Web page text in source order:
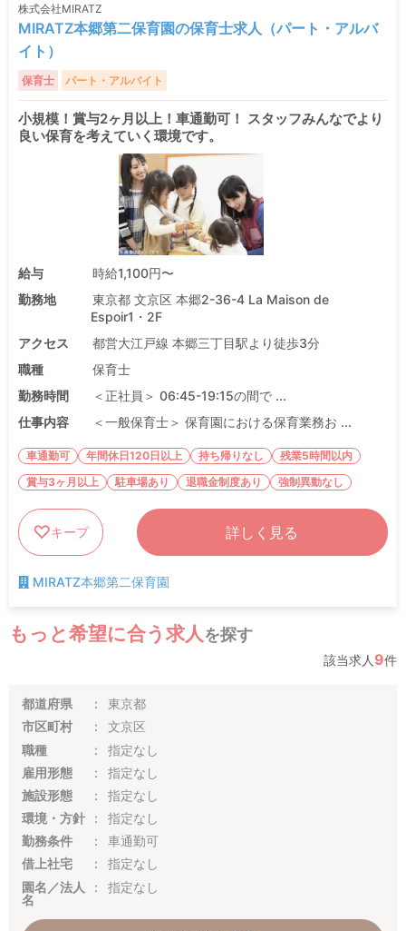
株式会社MIRATZ
MIRATZ本郷第二保育園の保育士求人（パート・アルバ
イト）
保育士 パート・アルバイト
小規模！賞与2ヶ月以上！車通勤可！ スタッフみんなでより
良い保育を考えていく環境です。
給与
時給1,100円〜
勤務地
東京都 文京区 本郷2-36-4 La Maison de
Espoir1・2F
アクセス
都営大江戸線 本郷三丁目駅より徒歩3分
職種
保育士
勤務時間
＜正社員＞ 06:45-19:15の間で ...
仕事内容
＜一般保育士＞ 保育園における保育業務お ...
車通勤可 年間休日120日以上 持ち帰りなし
残業5時間以内
賞与3ヶ月以上
駐車場あり 退職金制度あり 強制異動なし
キープ 詳しく見る
MIRATZ本郷第二保育園
もっと希望に合う求人を探す
該当求人 9件
都道府県
東京都
市区町村
文京区
職種
指定なし
雇用形態
指定なし
施設形態
指定なし
環境・方針
指定なし
勤務条件
車通勤可
借上社宅
指定なし
園名／法人
名
指定なし